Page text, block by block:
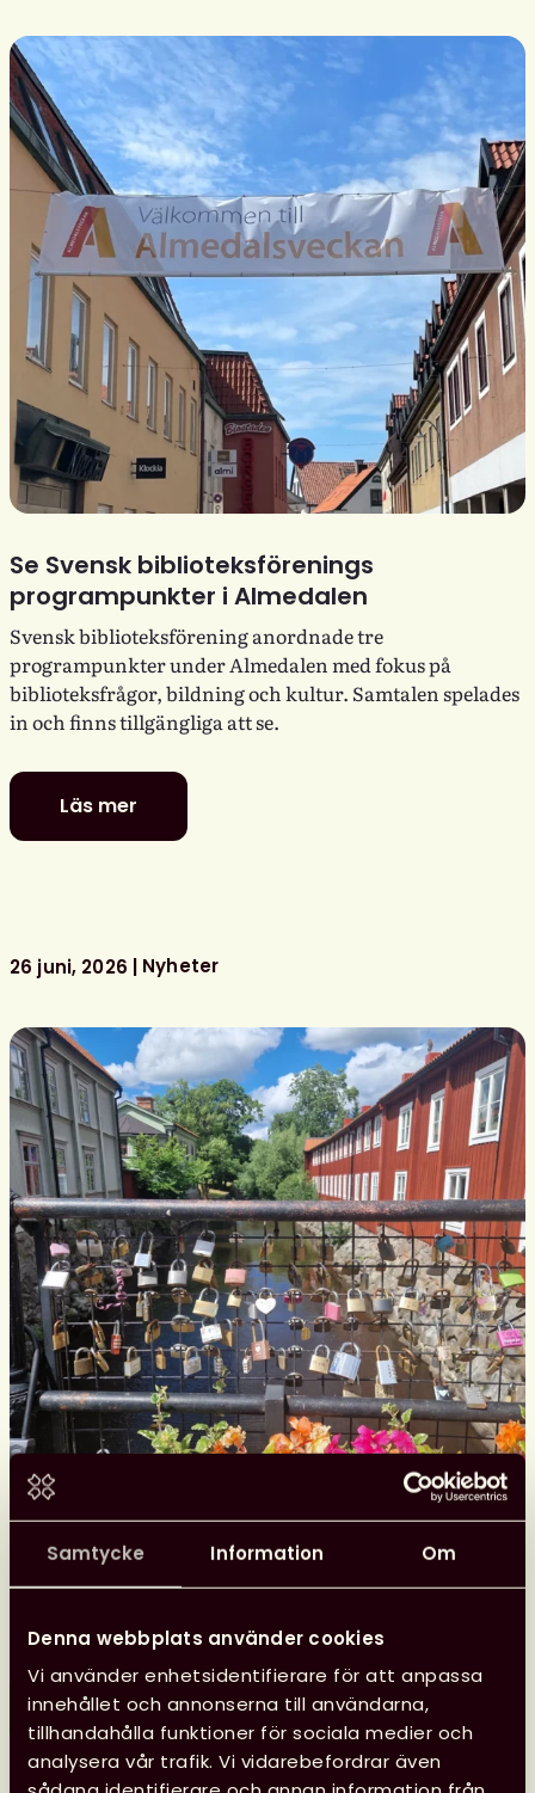
Samtycke Information Om
Denna webbplats använder cookies
Vi använder enhetsidentifierare för att anpassa
innehållet och annonserna till användarna,
tillhandahålla funktioner för sociala medier och
analysera vår trafik. Vi vidarebefordrar även
Se Svensk biblioteksförenings
programpunkter i Almedalen
Svensk biblioteksförening anordnade tre
programpunkter under Almedalen med fokus på
biblioteksfrågor, bildning och kultur. Samtalen spelades
in och finns tillgängliga att se.
Läs mer
Se
Svensk
Almedalen
26 juni, 2026 Nyheter
Glad sommar önskar kansliet
Kansliet har sommarstängt 29 juni–10 augusti, vilket
innebär att vi inte svarar på e-post eller i telefon.
Läs mer
Glad
sommar
önskar